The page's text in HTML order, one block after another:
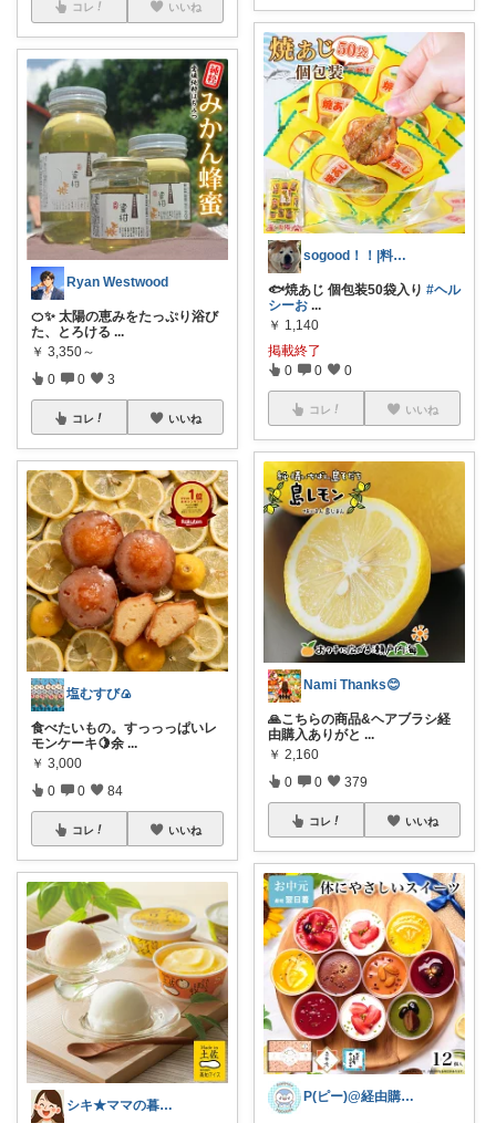
コレ いいね
Ryan Westwood
🍊✨ 太陽の恵みをたっぷり浴び
た、とろける ...
￥ 3,350～
0 0 3
コレ いいね
塩むすび🍙
食べたいもの。すっっっぱいレ
モンケーキ🍋余 ...
￥ 3,000
0 0 84
コレ いいね
シキ★ママの暮らし、キッズ
sogood！！|料理が楽しくなる🌸
🐟焼あじ 個包装50袋入り #ヘル
シーお ...
￥ 1,140
掲載終了
0 0 0
コレ いいね
Nami Thanks😊
🙏こちらの商品&ヘアブラシ経
由購入ありがと ...
￥ 2,160
0 0 379
コレ いいね
P(ピー)@経由購入します！